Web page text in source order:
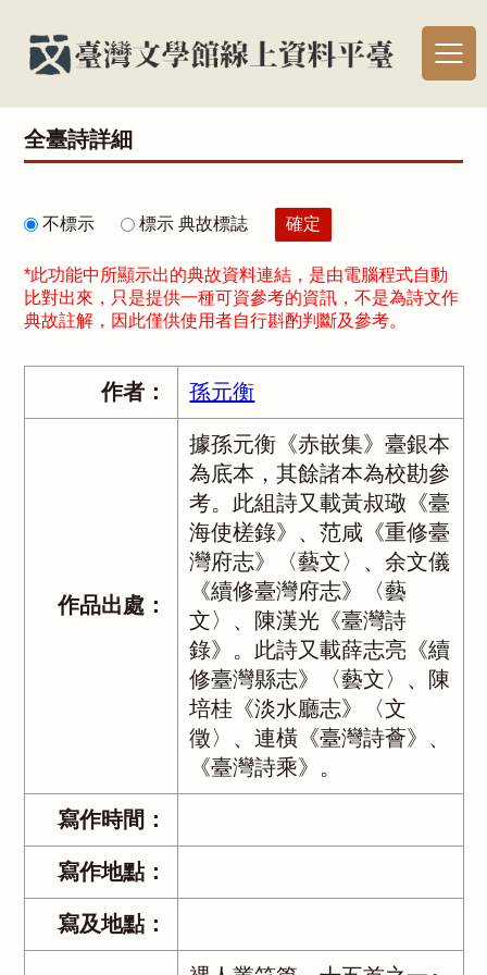
全臺詩詳細
不標示 標示 典故標誌
*此功能中所顯示出的典故資料連結，是由電腦程式自動
比對出來，只是提供一種可資參考的資訊，不是為詩文作
典故註解，因此僅供使用者自行斟酌判斷及參考。
作者： 孫元衡
作品出處：
據孫元衡《赤嵌集》臺銀本
為底本，其餘諸本為校勘參
考。此組詩又載黃叔璥《臺
海使槎錄》、范咸《重修臺
灣府志》〈藝文〉、余文儀
《續修臺灣府志》〈藝
文〉、陳漢光《臺灣詩
錄》。此詩又載薛志亮《續
修臺灣縣志》〈藝文〉、陳
培桂《淡水廳志》〈文
徵〉、連橫《臺灣詩薈》、
《臺灣詩乘》。
寫作時間：
寫作地點：
寫及地點：